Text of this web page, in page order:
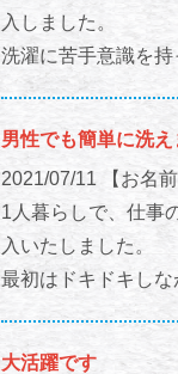
入しました。
洗濯に苦手意識を
男性でも簡単に洗え
2021/07/11 【お名
1人暮らしで、仕事
入いたしました。
最初はドキドキし
大活躍です